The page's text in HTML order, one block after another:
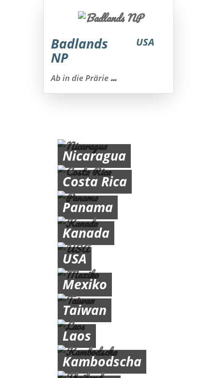
Badlands
NP
USA
Ab in die Prärie...
Nicaragua
Costa Rica
Panama
Kanada
USA
Mexiko
Taiwan
Laos
Kambodscha